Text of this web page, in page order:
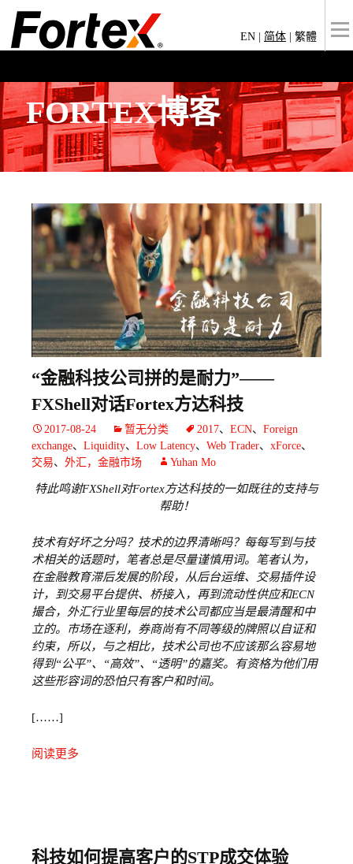
EN 简体 繁體
FORTEX博客
“金融科技公司拼的是耐力”——
FXShell对话Fortex方达科技
2017-08-24 暂无分类 2017、 ECN、 Foreign
exchange、 Liquidity、 Low Latency、 Web Trader、 xForce、
交易、 外汇，金融市场 Yuhan Mo
特此鸣谢FXShell对Fortex方达科技的一如既往的支持与
帮助！
技术有好坏之分吗？技术的边界清晰吗？每每写到与技
术相关的话题时，笔者总是尽量谨慎用词。笔者认为，
在金融教育滞后发展的阶段，从后台运维、交易插件设
计，到交易平台提供、桥接入，再到流动性供应和ECN
撮合，外汇行业里每层的技术公司都应当是最清醒和中
立的。市场在逐利，券商尚有不同等级的牌照以自证和
约束，所以，与之相比，技术公司也不应该那么容易地
得到“公平”、“高效”、“透明”的嘉奖。有资格为他们用
这些形容词的恐怕只有客户和时间。
[……]
阅读更多
科技如何提高客户的STP成交体验